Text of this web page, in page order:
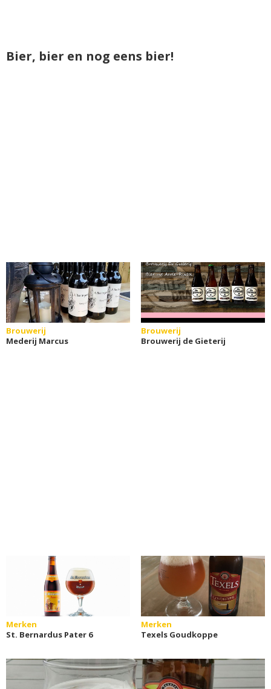
Bier, bier en nog eens bier!
Brouwerij
Mederij Marcus
Brouwerij
Brouwerij de Gieterij
Merken
St. Bernardus Pater 6
Merken
Texels Goudkoppe